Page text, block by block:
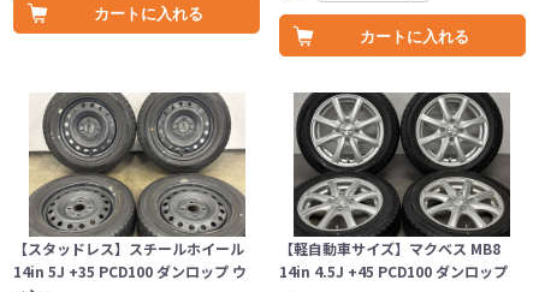
カートに入れる
カートに入れる
【スタッドレス】スチールホイール
14in 5J +35 PCD100 ダンロップ ウ
【軽自動車サイズ】マクベス MB8
14in 4.5J +45 PCD100 ダンロップ